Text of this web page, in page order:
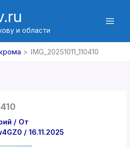
и области
IMG_20251011_110410
/ От
/16.11.2025